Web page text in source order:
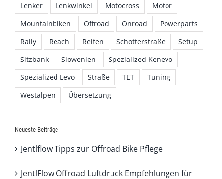
Lenker
Lenkwinkel Motocross
Motor
Mountainbiken
Offroad Onroad
Powerparts
Rally
Reach Reifen Schotterstraße
Setup
Sitzbank
Slowenien
Spezialized Kenevo
Spezialized Levo
Straße TET
Tuning
Westalpen
Übersetzung
Neueste Beiträge
Jentlflow Tipps zur Offroad Bike Pflege
JentlFlow Offroad Luftdruck Empfehlungen für